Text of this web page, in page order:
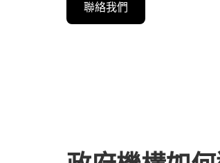
聯絡我們